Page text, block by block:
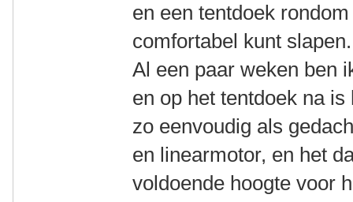
en een tentdoek
comfortabel kunt slapen.
Al een paar weken ben
en op het tentdoek na
zo eenvoudig als
en linearmotor, en het
voldoende hoogte voor